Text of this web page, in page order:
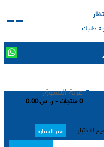
طلبك
عربة التسوق
0 منتجات - ر. س.0.00
> تغير السيارة